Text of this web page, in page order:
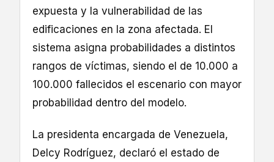
expuesta y la vulnerabilidad de las
edificaciones en la zona afectada. El
sistema asigna probabilidades a distintos
rangos de víctimas, siendo el de 10.000 a
100.000 fallecidos el escenario con mayor
probabilidad dentro del modelo.
La presidenta encargada de Venezuela,
Delcy Rodríguez, declaró el estado de